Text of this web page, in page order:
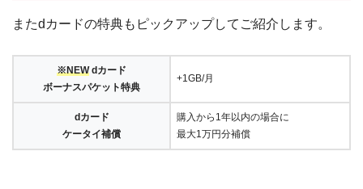
またdカードの特典もピックアップしてご紹介します。
※NEWdカード
ボーナスパケット特典
+1GB/月
dカード
ケータイ補償
購入から1年以内の場合に
最大1万円分補償